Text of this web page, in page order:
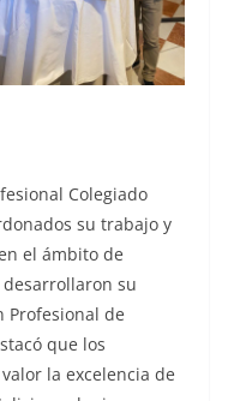
Colegiado
su trabajo y
el ámbito de
su
Profesional de
que los
la excelencia de